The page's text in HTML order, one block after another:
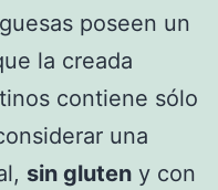
poseen un
la creada
contiene sólo
una
sin gluten y con